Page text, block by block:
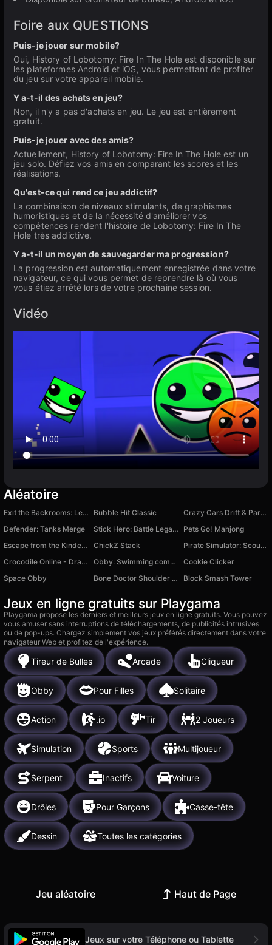
Foire aux QUESTIONS
Puis-je jouer sur mobile?
Oui, History of Lobotomy: Fire In The Hole est disponible sur
les plateformes Android et iOS, vous permettant de profiter
du jeu sur votre appareil mobile.
Y a-t-il des achats en jeu?
Non, il n'y a pas d'achats en jeu. Le jeu est entièrement
gratuit.
Puis-je jouer avec des amis?
Actuellement, History of Lobotomy: Fire In The Hole est un
jeu solo. Défiez vos amis en comparant les scores et les
réalisations.
Qu'est-ce qui rend ce jeu addictif?
La combinaison de niveaux stimulants, de graphismes
humoristiques et de la nécessité d'améliorer vos
compétences rendent l'histoire de Lobotomy: Fire In The
Hole très addictive.
Y a-t-il un moyen de sauvegarder ma progression?
La progression est automatiquement enregistrée dans votre
navigateur, ce qui vous permet de reprendre là où vous
vous étiez arrêté lors de votre prochaine session.
Vidéo
Aléatoire
Exit the Backrooms: Level 2 Bubble Hit Classic
Crazy Cars Drift & Parkour
Defender: Tanks Merge
Stick Hero: Battle Legacy
Pets Go! Mahjong
Escape from the Kindergarten: Baby Bobby!
ChickZ Stack
Pirate Simulator: Scourge of the Seas
Crocodile Online - Draw and Guess
Obby: Swimming competition
Cookie Clicker
Space Obby
Bone Doctor Shoulder Case Block Smash Tower
Jeux en ligne gratuits sur Playgama
Playgama propose les derniers et meilleurs jeux en ligne gratuits. Vous pouvez
vous amuser sans interruptions de téléchargements, de publicités intrusives
ou de pop-ups. Chargez simplement vos jeux préférés directement dans votre
navigateur Web et profitez de l'expérience.
Tireur de Bulles Arcade Cliqueur
Obby Pour Filles Solitaire
Action .io Tir 2 Joueurs
Simulation Sports Multijoueur
Serpent Inactifs Voiture
Drôles Pour Garçons Casse-tête
Dessin Toutes les catégories
Jeu aléatoire Haut de Page
Jeux sur votre Téléphone ou Tablette